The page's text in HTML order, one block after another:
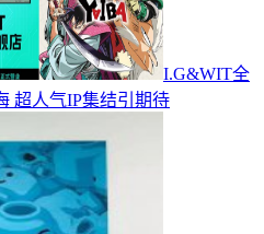
I.G&WIT全
超人气IP集结引期待